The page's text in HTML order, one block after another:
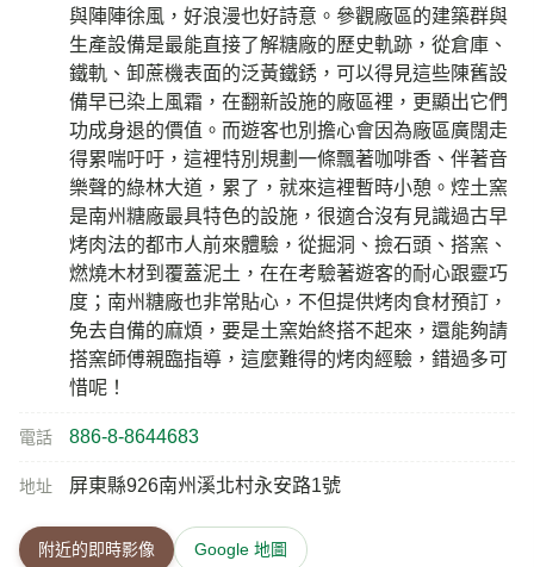
與陣陣徐風，好浪漫也好詩意。參觀廠區的建築群與
生產設備是最能直接了解糖廠的歷史軌跡，從倉庫、
鐵軌、卸蔗機表面的泛黃鐵銹，可以得見這些陳舊設
備早已染上風霜，在翻新設施的廠區裡，更顯出它們
功成身退的價值。而遊客也別擔心會因為廠區廣闊走
得累喘吁吁，這裡特別規劃一條飄著咖啡香、伴著音
樂聲的綠林大道，累了，就來這裡暫時小憩。焢土窯
是南州糖廠最具特色的設施，很適合沒有見識過古早
烤肉法的都市人前來體驗，從掘洞、撿石頭、搭窯、
燃燒木材到覆蓋泥土，在在考驗著遊客的耐心跟靈巧
度；南州糖廠也非常貼心，不但提供烤肉食材預訂，
免去自備的麻煩，要是土窯始終搭不起來，還能夠請
搭窯師傅親臨指導，這麼難得的烤肉經驗，錯過多可
惜呢！
電話 886-8-8644683
地址 屏東縣926南州溪北村永安路1號
附近的即時影像 Google 地圖